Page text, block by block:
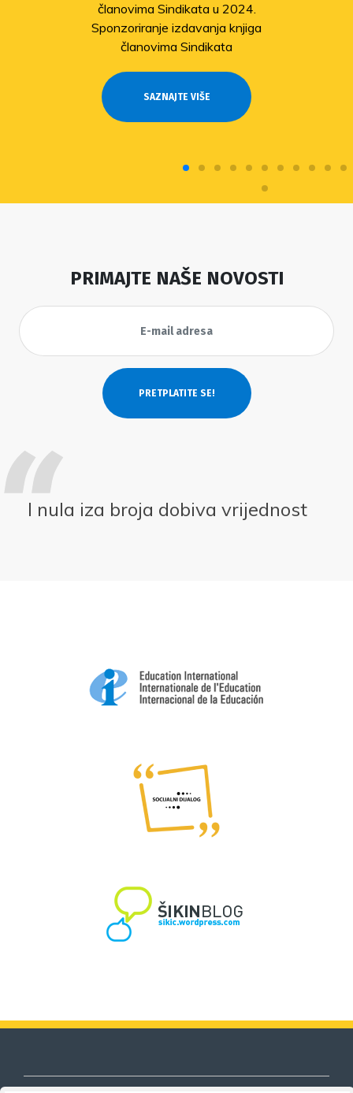
članovima Sindikata u 2024.
Sponzoriranje izdavanja knjiga
članovima Sindikata
SAZNAJTE VIŠE
PRIMAJTE NAŠE NOVOSTI
I nula iza broja dobiva vrijednost